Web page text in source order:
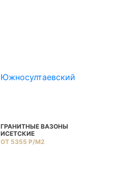
Южносултаевский
ГРАНИТНЫЕ ВАЗОНЫ
ИСЕТСКИЕ
ОТ 5355 Р/М2